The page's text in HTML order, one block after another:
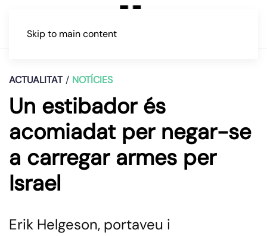
Skip to main content
ACTUALITAT NOTÍCIES
Un estibador és
acomiadat per negar-se
a carregar armes per
Israel
Erik Helgeson, portaveu i